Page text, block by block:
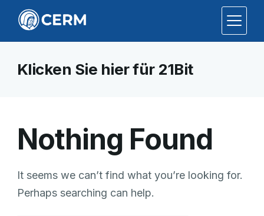
Klicken Sie hier für 21Bit
Nothing Found
It seems we can’t find what you’re looking for.
Perhaps searching can help.